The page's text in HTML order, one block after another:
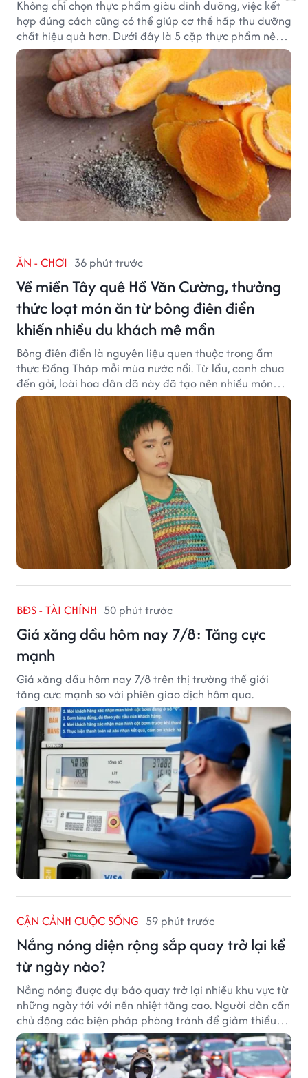
Không chỉ chọn thực phẩm giàu dinh dưỡng, việc kết
hợp đúng cách cũng có thể giúp cơ thể hấp thu dưỡng
chất hiệu quả hơn. Dưới đây là 5 cặp thực phẩm nên
ăn cùng nhau để tối ưu giá trị dinh dưỡng.
ĂN - CHƠI 36 phút trước
Về miền Tây quê Hồ Văn Cường, thưởng
thức loạt món ăn từ bông điên điển
khiến nhiều du khách mê mẩn
Bông điên điển là nguyên liệu quen thuộc trong ẩm
thực Đồng Tháp mỗi mùa nước nổi. Từ lẩu, canh chua
đến gỏi, loài hoa dân dã này đã tạo nên nhiều món
ngon khiến du khách khó quên.
BĐS - TÀI CHÍNH 50 phút trước
Giá xăng dầu hôm nay 7/8: Tăng cực
mạnh
Giá xăng dầu hôm nay 7/8 trên thị trường thế giới
tăng cực mạnh so với phiên giao dịch hôm qua.
CẬN CẢNH CUỘC SỐNG 59 phút trước
Nắng nóng diện rộng sắp quay trở lại kể
từ ngày nào?
Nắng nóng được dự báo quay trở lại nhiều khu vực từ
những ngày tới với nền nhiệt tăng cao. Người dân cần
chủ động các biện pháp phòng tránh để giảm thiểu
tác động của thời tiết cực đoan.